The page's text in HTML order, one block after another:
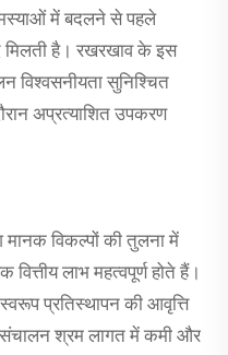
में बदलने से पहले
मिलती है। रखरखाव के इस
विश्वसनीयता सुनिश्चित
अप्रत्याशित उपकरण
मानक विकल्पों की तुलना में
लाभ महत्वपूर्ण होते हैं।
प्रतिस्थापन की आवृत्ति
श्रम लागत में कमी और